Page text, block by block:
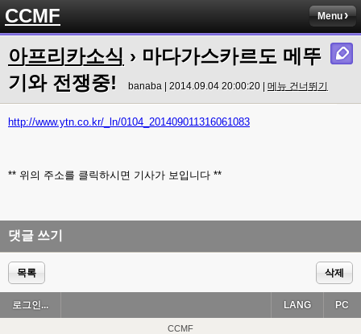
CCMF Menu
아프리카소식 › 마다가스카르도 메뚜
기와 전쟁중!
banaba | 2014.09.04 20:00:20 | 메뉴 건너뛰기
http://www.ytn.co.kr/_ln/0104_201409011316061083
** 위의 주소를 클릭하시면 기사가 보입니다 **
댓글 쓰기
목록 삭제
로그인... PC
LANG
CCMF